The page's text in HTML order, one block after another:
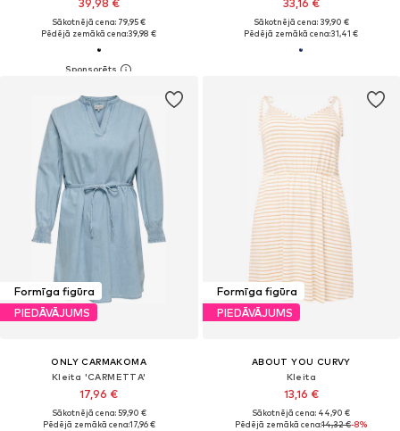
39,98 €
Sākotnējā cena: 79,95 €
Pēdējā zemākā cena:39,98 €
33,16 €
Sākotnējā cena: 39,90 €
Pēdējā zemākā cena:31,41 €
Formīga figūra
PIEDĀVĀJUMS
ONLY CARMAKOMA
Kleita 'CARMETTA'
17,96 €
Sākotnējā cena: 59,90 €
Pēdējā zemākā cena:17,96 €
Formīga figūra
PIEDĀVĀJUMS
ABOUT YOU CURVY
Kleita
13,16 €
Sākotnējā cena: 44,90 €
Pēdējā zemākā cena:14,32 €-8%